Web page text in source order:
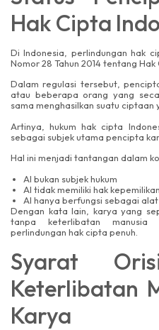
Hak Cipta
Di Indonesia, perlindungan hak
Nomor 28 Tahun 2014 tentang Hak
Dalam regulasi tersebut,
atau beberapa orang yang
sama menghasilkan suatu
Artinya, hukum hak cipta
sebagai subjek utama pencipta
Hal ini menjadi tantangan dalam
AI bukan subjek hukum
AI tidak memiliki hak kepemilikan
AI hanya berfungsi sebagai
Dengan kata lain, karya yang
tanpa keterlibatan manusia
perlindungan hak cipta penuh.
Syarat
Keterlibatan
Karya